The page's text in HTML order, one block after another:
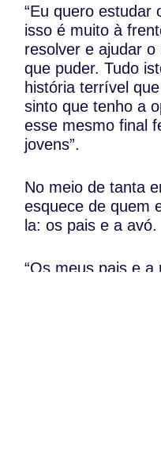
“Eu quero estudar
isso é muito à
resolver e ajudar
que puder. Tudo
história terrível
sinto que tenho a
esse mesmo final
jovens”.
No meio de tanta
esquece de quem
la: os pais e a avó.
“Os meus pais e a